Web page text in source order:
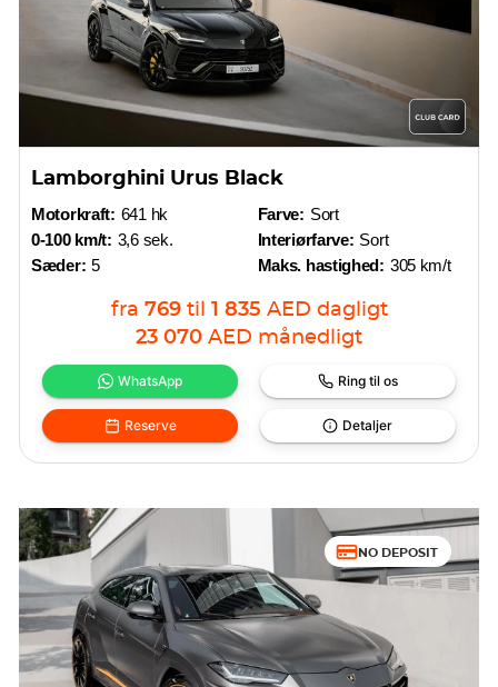
Lamborghini Urus Black
Motorkraft: 641 hk
0-100 km/t: 3,6 sek.
Sæder: 5
Farve: Sort
Interiørfarve: Sort
Maks. hastighed: 305 km/t
fra 769 til 1 835 AED dagligt
23 070 AED månedligt
WhatsApp Ring til os
Reserve Detaljer
NO DEPOSIT